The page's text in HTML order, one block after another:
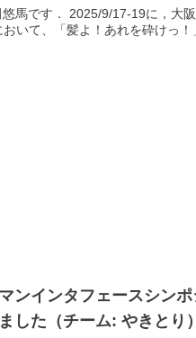
悠馬です． 2025/9/17-19に，大
おいて、「髪よ！あれを砕けっ
ンインタフェースシン
した（チーム: やきとり）